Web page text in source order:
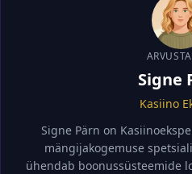
Signe
Kasiino
Signe Pärn on
mängijakogemuse
ühendab boonussüsteemide